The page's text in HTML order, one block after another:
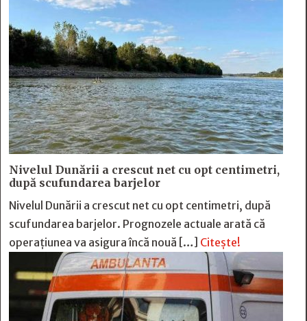
Nivelul Dunării a crescut net cu opt centimetri,
după scufundarea barjelor
Nivelul Dunării a crescut net cu opt centimetri, după
scufundarea barjelor. Prognozele actuale arată că
operațiunea va asigura încă nouă […] Citește!